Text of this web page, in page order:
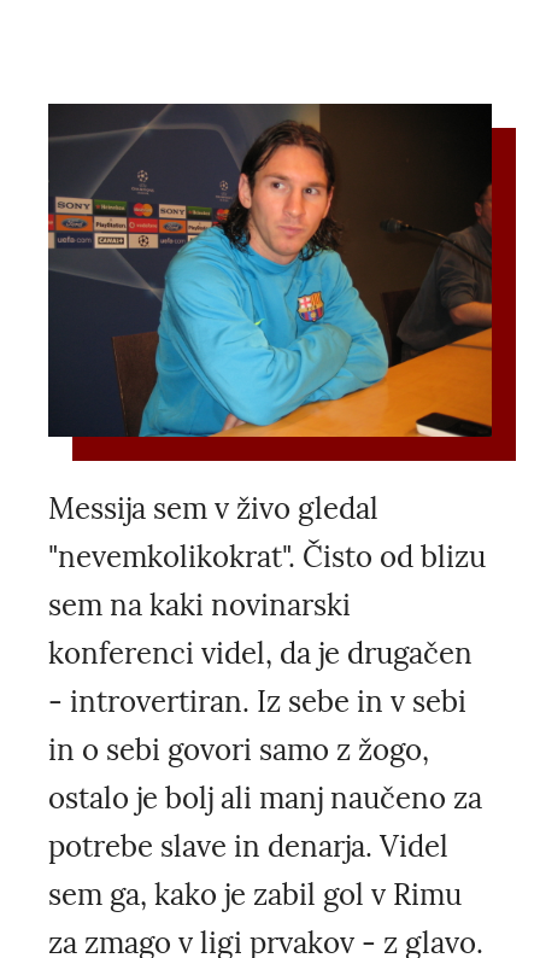
Messija sem v živo gledal
"nevemkolikokrat". Čisto od blizu
sem na kaki novinarski
konferenci videl, da je drugačen
- introvertiran. Iz sebe in v sebi
in o sebi govori samo z žogo,
ostalo je bolj ali manj naučeno za
potrebe slave in denarja. Videl
sem ga, kako je zabil gol v Rimu
za zmago v ligi prvakov - z glavo.